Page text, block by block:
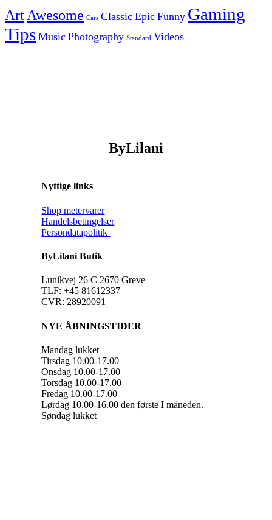
Art Awesome Cars Classic Epic Funny Gaming
Tips Music Photography Standard Videos
ByLilani
Nyttige links
Shop metervarer
Handelsbetingelser
Persondatapolitik
ByLilani Butik
Lunikvej 26 C 2670 Greve
TLF: +45 81612337
CVR: 28920091
NYE ÅBNINGSTIDER
Mandag lukket
Tirsdag 10.00-17.00
Onsdag 10.00-17.00
Torsdag 10.00-17.00
Fredag 10.00-17.00
Lørdag 10.00-16.00 den første I måneden.
Søndag lukket